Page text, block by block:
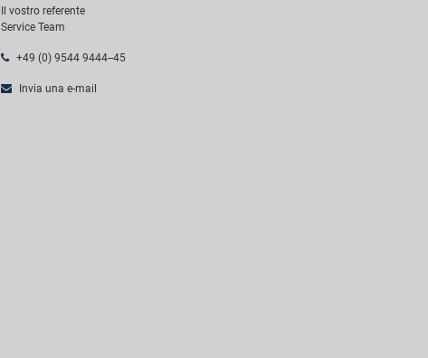
Il vostro referente
Service Team
+49 (0) 9544 9444--45
Invia una e-mail